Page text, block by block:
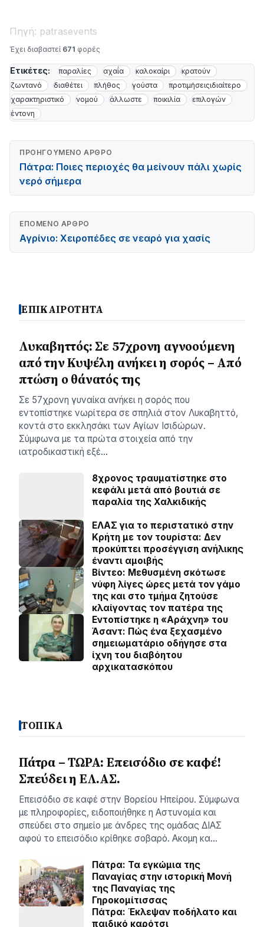
Πηγή: patrasevents
Έχει διαβαστεί 671 φορές
Ετικέτες: παραλίες αχαΐα καλοκαίρι
κρατούν
ζωντανό
διαθέτει πλήθος γούστα
προτιμήσειςιδιαίτερο
χαρακτηριστικό
νομού άλλωστε ποικιλία
επιλογών
έντονη
ΠΡΟΗΓΟΎΜΕΝΟ ΆΡΘΡΟ
Πάτρα: Ποιες περιοχές θα μείνουν πάλι χωρίς
νερό σήμερα
ΕΠΌΜΕΝΟ ΆΡΘΡΟ
Αγρίνιο: Χειροπέδες σε νεαρό για χασίς
ΕΠΙΚΑΙΡΟΤΗΤΑ
Λυκαβηττός: Σε 57χρονη αγνοούμενη
από την Κυψέλη ανήκει η σορός – Από
πτώση ο θάνατός της
Σε 57χρονη γυναίκα ανήκει η σορός που
εντοπίστηκε νωρίτερα σε σπηλιά στον Λυκαβηττό,
κοντά στο εκκλησάκι των Αγίων Ισιδώρων.
Σύμφωνα με τα πρώτα στοιχεία από την
ιατροδικαστική εξέ…
8χρονος τραυματίστηκε στο
κεφάλι μετά από βουτιά σε
παραλία της Χαλκιδικής
ΕΛΑΣ για το περιστατικό στην
Κρήτη με τον τουρίστα: Δεν
προκύπτει προσέγγιση ανήλικης
έναντι αμοιβής
Βίντεο: Μεθυσμένη σκότωσε
νύφη λίγες ώρες μετά τον γάμο
της και στο τμήμα ζητούσε
κλαίγοντας τον πατέρα της
Εντοπίστηκε η «Αράχνη» του
Άσαντ: Πώς ένα ξεχασμένο
σημειωματάριο οδήγησε στα
ίχνη του διαβόητου
αρχικατασκόπου
ΤΟΠΙΚΑ
Πάτρα – ΤΩΡΑ: Επεισόδιο σε καφέ!
Σπεύδει η ΕΛ.ΑΣ.
Eπεισόδιο σε καφέ στην Βορείου Ηπείρου. Σύμφωνα
με πληροφορίες, ειδοποιήθηκε η Αστυνομία και
σπεύδει στο σημείο με άνδρες της ομάδας ΔΙΑΣ
αφού το επεισόδιο κρίθηκε σοβαρό. Ακομη κα…
Πάτρα: Τα εγκώμια της
Παναγίας στην ιστορική Μονή
της Παναγίας της
Γηροκομίτισσας
Πάτρα: Έκλεψαν ποδήλατο και
παιδικό καρότσι